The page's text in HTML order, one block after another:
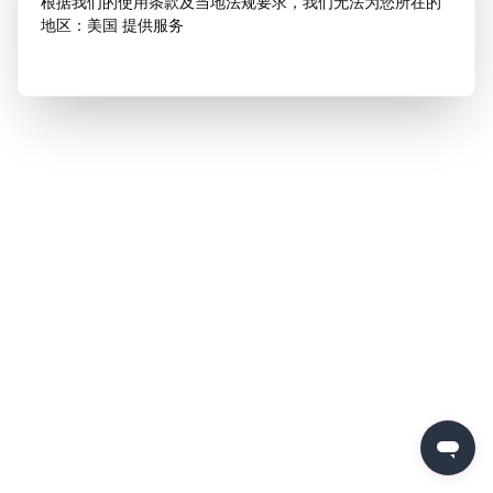
地区：美国 提供服务